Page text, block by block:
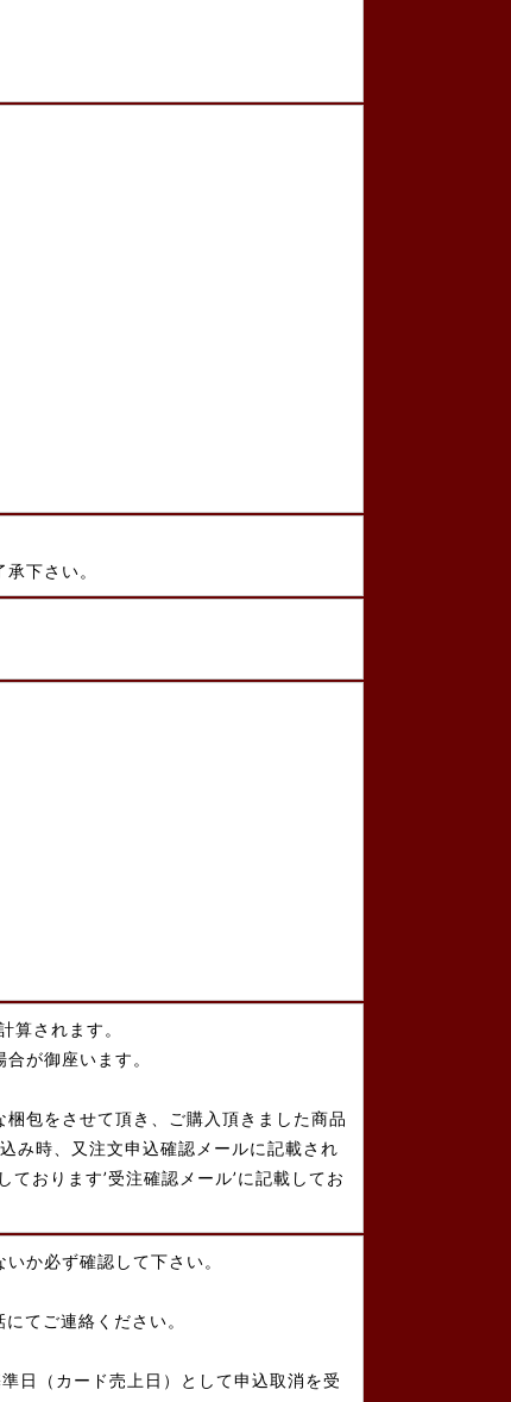
下さい。
算されます。
が御座います。
包をさせて頂き、ご購入頂きました商品
み時、又注文申込確認メールに記載され
おります’受注確認メール’に記載してお
か必ず確認して下さい。
てご連絡ください。
日（カード売上日）として申込取消を受